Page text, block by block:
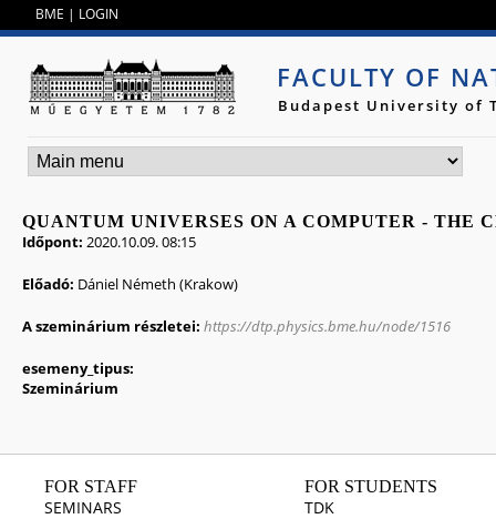
BME | LOGIN
FACULTY OF
Budapest University of
QUANTUM UNIVERSES ON A COMPUTER - THE
Időpont: 2020.10.09. 08:15
Előadó: Dániel Németh (Krakow)
A szeminárium részletei: https://dtp.physics.bme.hu/node/1516
esemeny_tipus:
Szeminárium
FOR STAFF
SEMINARS
FOR STUDENTS
TDK